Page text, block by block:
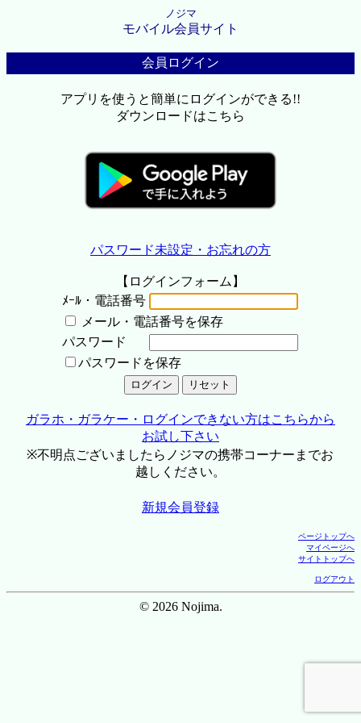
ノジマ
モバイル会員サイト
会員ログイン
アプリを使うと簡単にログインができる!!
ダウンロードはこちら
パスワード未設定・お忘れの方
【ログインフォーム】
ﾒｰﾙ・電話番号
メール・電話番号を保存
パスワード
パスワードを保存
ガラホ・ガラケー・ログインできない方はこちらから
お試し下さい
※不明点ございましたらノジマの携帯コーナーまでお
越しください。
新規会員登録
ページトップへ
マイページへ
サイトトップへ
ログアウト
© 2026 Nojima.